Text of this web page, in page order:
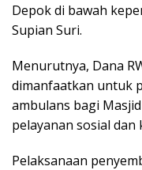
Depok di bawah
Supian Suri.
Menurutnya, Dana
dimanfaatkan untuk
ambulans bagi
pelayanan sosial
Pelaksanaan